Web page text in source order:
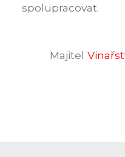
spolupracovat.
Majitel